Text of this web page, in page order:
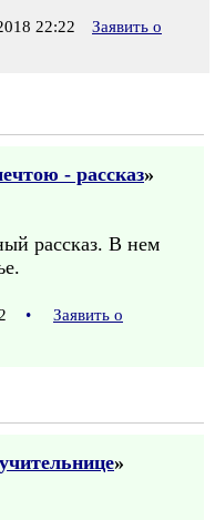
22:22
Заявить о
- рассказ»
рассказ. В нем
•
Заявить о
»